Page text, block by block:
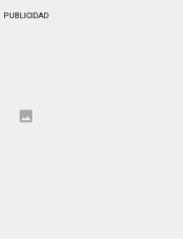
PUBLICIDAD